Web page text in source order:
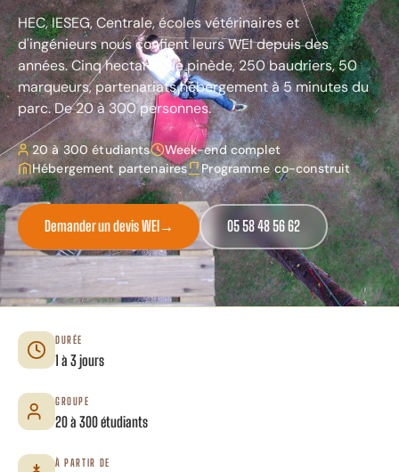
HEC, IESEG, Centrale, écoles vétérinaires et
d'ingénieurs nous confient leurs WEI depuis des
années. Cinq hectares de pinède, 250 baudriers, 50
marqueurs, partenariats hébergement à 5 minutes du
parc. De 20 à 300 personnes.
20 à 300 étudiants
Week-end complet
Hébergement partenaires
Programme co-construit
Demander un devis WEI→ 05 58 48 56 62
DURÉE
1 à 3 jours
GROUPE
20 à 300 étudiants
À PARTIR DE